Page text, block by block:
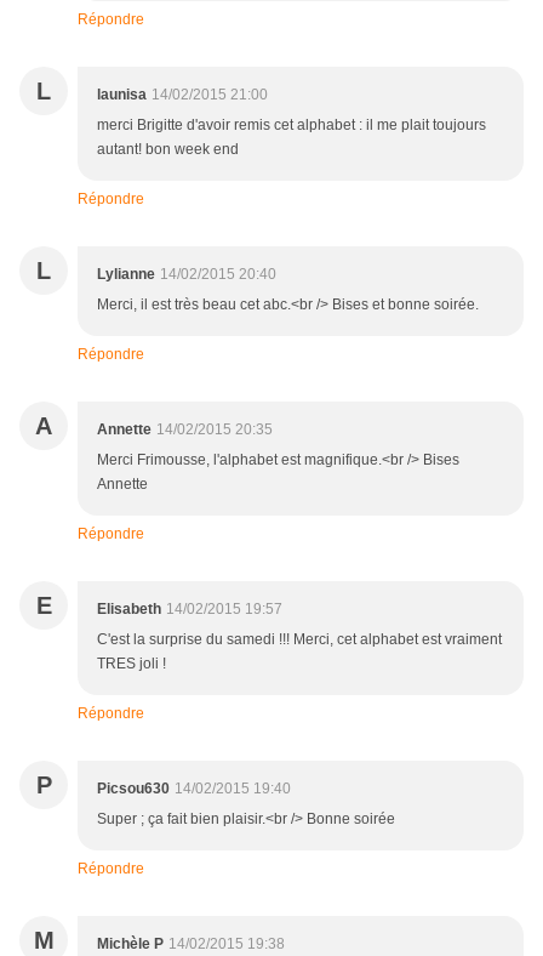
Répondre
L launisa 14/02/2015 21:00
merci Brigitte d'avoir remis cet alphabet : il me plait toujours
autant! bon week end
Répondre
L Lylianne 14/02/2015 20:40
Merci, il est très beau cet abc.<br /> Bises et bonne soirée.
Répondre
A Annette 14/02/2015 20:35
Merci Frimousse, l'alphabet est magnifique.<br /> Bises
Annette
Répondre
E Elisabeth 14/02/2015 19:57
C'est la surprise du samedi !!! Merci, cet alphabet est vraiment
TRES joli !
Répondre
P Picsou630 14/02/2015 19:40
Super ; ça fait bien plaisir.<br /> Bonne soirée
Répondre
M Michèle P 14/02/2015 19:38